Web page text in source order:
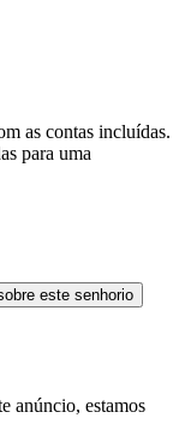
as contas incluídas.
para uma
este senhorio
anúncio, estamos